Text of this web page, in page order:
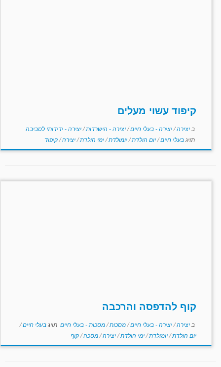
קיפוד עשוי מעלים
ב יצירה/יצירה - בעלי חיים/יצירה - הישרדות/יצירה - ידידותי לסביבה
תויגבעלי חיים/יום הולדת/יומולדת/ימי הולדת/יצירה/קיפוד
קוף להדפסה והרכבה
ב יצירה/יצירה - בעלי חיים/מסכות/מסכות - בעלי חיים תויגבעלי חיים/
יום הולדת/יומולדת/ימי הולדת/יצירה/מסכה/קוף